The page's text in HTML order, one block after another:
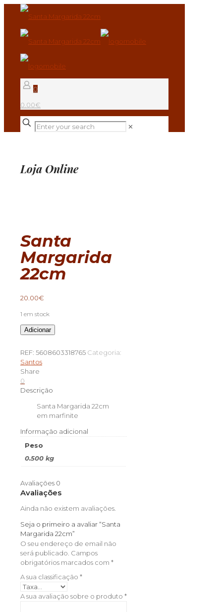
0
0.00€
✕
Loja Online
Santa
Margarida
22cm
20.00€
1 em stock
Quantidade
de
Margarida
22cm
Adicionar
REF: 5608603318765 Categoria:
Santos
Share
0
Descrição
Santa Margarida 22cm
em marfinite
Informação adicional
Peso
0.500 kg
Avaliações 0
Avaliações
Ainda não existem avaliações.
Seja o primeiro a avaliar “Santa
Margarida 22cm”
O seu endereço de email não
será publicado. Campos
obrigatórios marcados com *
A sua classificação *
A sua avaliação sobre o produto *